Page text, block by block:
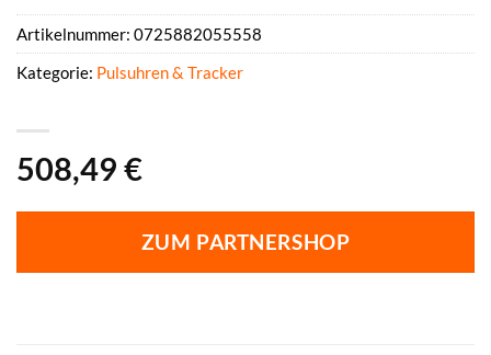
508,49 €
ZUM PARTNERSHOP
Artikelnummer: 0725882055558
Kategorie: Pulsuhren & Tracker